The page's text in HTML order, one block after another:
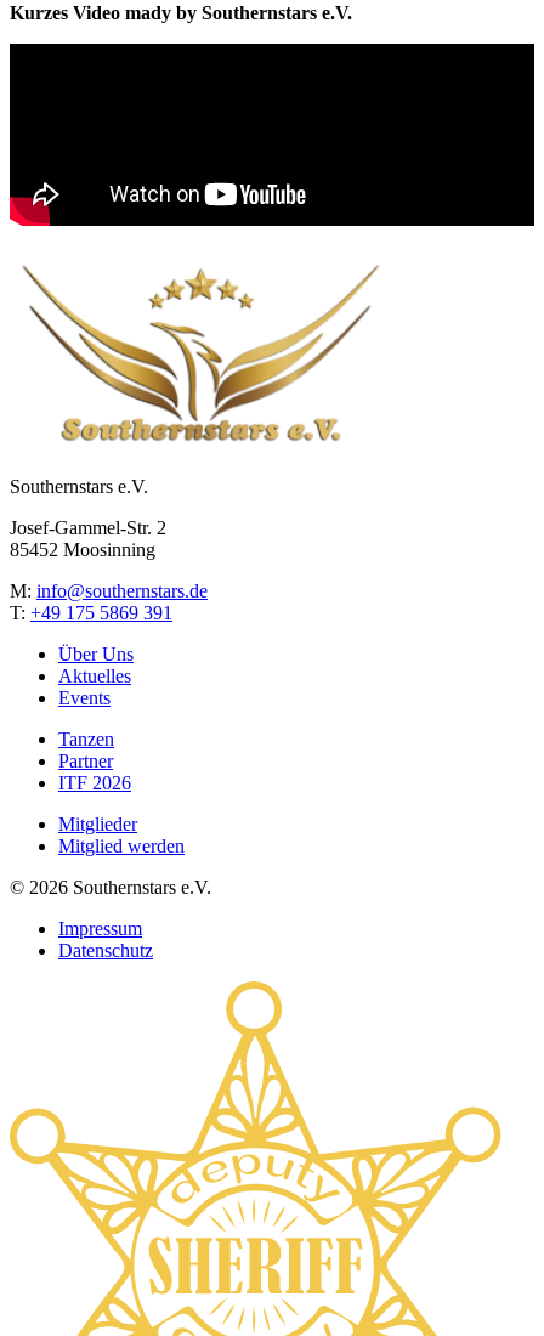
Kurzes Video mady by Southernstars e.V.
Southernstars e.V.
Josef-Gammel-Str. 2
85452 Moosinning
M: info@southernstars.de
T: +49 175 5869 391
Über Uns
Aktuelles
Events
Tanzen
Partner
ITF 2026
Mitglieder
Mitglied werden
© 2026 Southernstars e.V.
Impressum
Datenschutz